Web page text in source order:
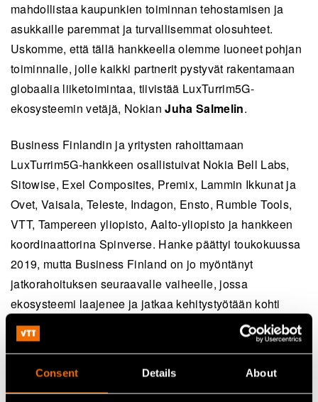
Consent Details About
mahdollistaa kaupunkien toiminnan tehostamisen ja
asukkaille paremmat ja turvallisemmat olosuhteet.
Uskomme, että tällä hankkeella olemme luoneet pohjan
toiminnalle, jolle kaikki partnerit pystyvät rakentamaan
globaalia liiketoimintaa, tiivistää LuxTurrim5G-
ekosysteemin vetäjä, NokianJuha Salmelin.
Business Finlandin ja yritysten rahoittamaan
LuxTurrim5G-hankkeen osallistuivat Nokia Bell Labs,
Sitowise, Exel Composites, Premix, Lammin Ikkunat ja
Ovet, Vaisala, Teleste, Indagon, Ensto, Rumble Tools,
VTT, Tampereen yliopisto, Aalto-yliopisto ja hankkeen
koordinaattorina Spinverse. Hanke päättyi toukokuussa
2019, mutta Business Finland on jo myöntänyt
jatkorahoituksen seuraavalle vaiheelle, jossa
ekosysteemi laajenee ja jatkaa kehitystyötään kohti
uusia konkreettisia älykaupunkiratkaisuja.
Lisätietoja:
https://www.luxturrim5g.com
(opens in a new tab)